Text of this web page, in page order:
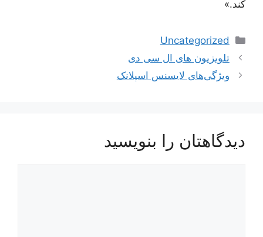
کند.»
دسته‌ها
Uncategorized
ناوبری
نوشته‌ها
تلویزیون های ال سی دی
ویژگی‌های لایسنس اسپلانک
دیدگاهتان را بنویسید